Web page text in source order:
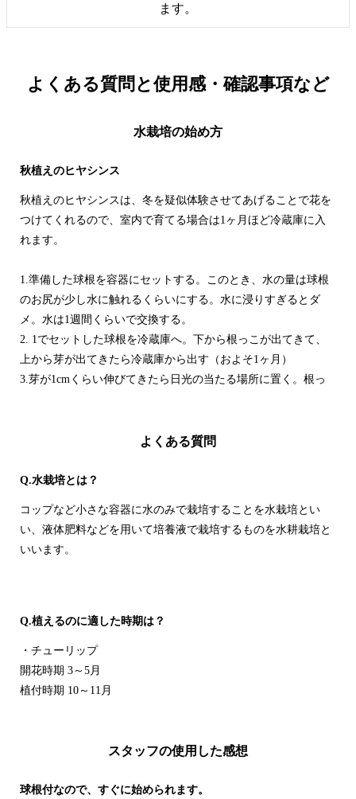
ます。
よくある質問と使用感・確認事項など
水栽培の始め方
秋植えのヒヤシンス
秋植えのヒヤシンスは、冬を疑似体験させてあげることで花を
つけてくれるので、室内で育てる場合は1ヶ月ほど冷蔵庫に入
れます。
1.準備した球根を容器にセットする。このとき、水の量は球根
のお尻が少し水に触れるくらいにする。水に浸りすぎるとダ
メ。水は1週間くらいで交換する。
2. 1でセットした球根を冷蔵庫へ。下から根っこが出てきて、
上から芽が出てきたら冷蔵庫から出す（およそ1ヶ月）
3.芽が1cmくらい伸びてきたら日光の当たる場所に置く。根っ
ヒヤシンスは長ければ3か月間楽しめ、ふんわりと香るので栽
よくある質問
Q.水栽培とは？
コップなど小さな容器に水のみで栽培することを水栽培とい
い、液体肥料などを用いて培養液で栽培するものを水耕栽培と
いいます。
Q.植えるのに適した時期は？
・チューリップ
開花時期 3～5月
植付時期 10～11月
スタッフの使用した感想
球根付なので、すぐに始められます。